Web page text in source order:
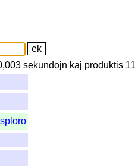
sekundojn kaj produktis 11